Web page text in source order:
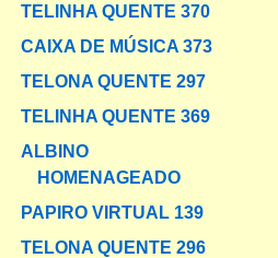
TELINHA QUENTE 370
CAIXA DE MÚSICA 373
TELONA QUENTE 297
TELINHA QUENTE 369
ALBINO
HOMENAGEADO
PAPIRO VIRTUAL 139
TELONA QUENTE 296